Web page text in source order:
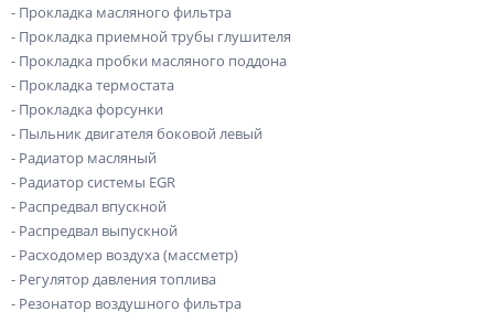
- Прокладка масляного фильтра
- Прокладка приемной трубы глушителя
- Прокладка пробки масляного поддона
- Прокладка термостата
- Прокладка форсунки
- Пыльник двигателя боковой левый
- Радиатор масляный
- Радиатор системы EGR
- Распредвал впускной
- Распредвал выпускной
- Расходомер воздуха (массметр)
- Регулятор давления топлива
- Резонатор воздушного фильтра